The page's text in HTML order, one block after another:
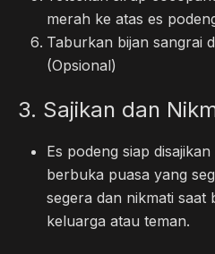
merah ke atas es
Taburkan bijan sangrai
(Opsional)
3. Sajikan dan
Es podeng siap
berbuka puasa yang
segera dan nikmati saat
keluarga atau teman.